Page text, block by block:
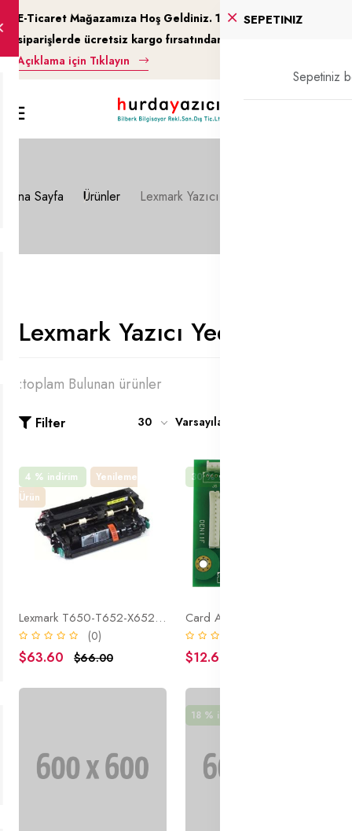
E-Ticaret Mağazamıza Hoş Geldiniz. 100$ ve üzeri
siparişlerde ücretsiz kargo fırsatından yararlanın…
Açıklama için Tıklayın
SEPETINIZ
Sepetiniz
Ana Sayfa Ürünler Lexmark Yazıcı Yedek Parça
Lexmark Yazıcı Yedek Parça
:toplam Bulunan ürünler
Filter 30 Varsayılan
4 % indirim
Yenileme
Ürün
Lexmark T650-T652-X652-X654-X656 (Fuser Ünitesi) 40X1871 ( Yenilenmiş Ürün )
(0)
$63.60 $66.00
30 % indirim
$12.60
18 % indirim